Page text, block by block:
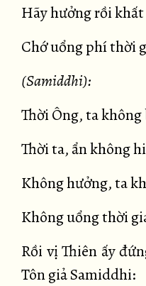
Hãy hưởng rồi
Chớ uổng phí thời
(Samiddhi):
Thời Ông, ta
Thời ta, ẩn không
Không hưởng, ta
Không uổng thời
Rồi vị Thiên ấy
Tôn giả Samiddhi: